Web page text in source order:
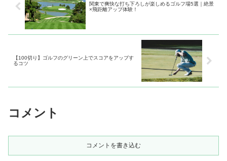
関東で爽快な打ち下ろしが楽しめるゴルフ場5選｜絶景
×飛距離アップ体験！
【100切り】ゴルフのグリーン上でスコアをアップす
るコツ
コメント
コメントを書き込む